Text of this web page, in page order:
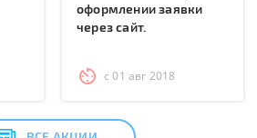
оформлении заявки
через сайт.
с 01 авг 2018